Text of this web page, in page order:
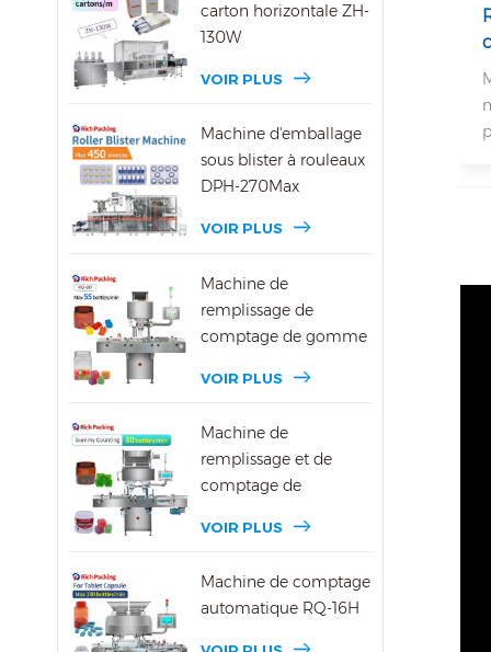
carton horizontale ZH-
130W
VOIR PLUS
Machine d'emballage
sous blister à rouleaux
DPH-270Max
VOIR PLUS
Machine de
remplissage de
comptage de gomme
VOIR PLUS
Machine de
remplissage et de
comptage de
16R
VOIR PLUS
Machine de comptage
automatique RQ-16H